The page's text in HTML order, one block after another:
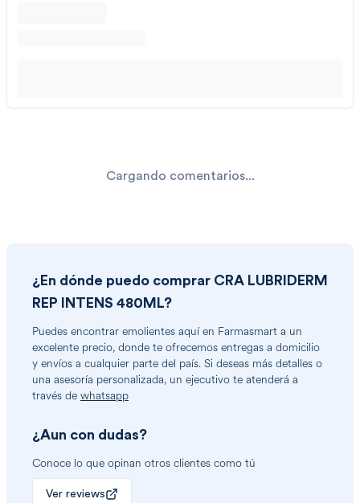
Cargando comentarios...
¿En dónde puedo comprar CRA LUBRIDERM
REP INTENS 480ML?
Puedes encontrar emolientes aquí en Farmasmart a un
excelente precio, donde te ofrecemos entregas a domicilio
y envíos a cualquier parte del país. Si deseas más detalles o
una asesoría personalizada, un ejecutivo te atenderá a
través de whatsapp
¿Aun con dudas?
Conoce lo que opinan otros clientes como tú
Ver reviews